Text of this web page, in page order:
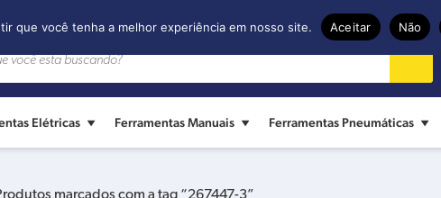
Elétricas Ferramentas Manuais Ferramentas Pneumáticas
que você tenha a melhor experiência em nosso site. Aceitar Não